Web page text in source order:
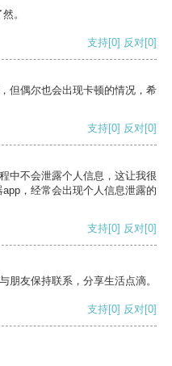
。
支持[0] 反对[0]
但偶尔也会出现卡顿的情况，希
支持[0] 反对[0]
中不会泄露个人信息，这让我很
，经常会出现个人信息泄露的
支持[0] 反对[0]
朋友保持联系，分享生活点滴。
支持[0] 反对[0]